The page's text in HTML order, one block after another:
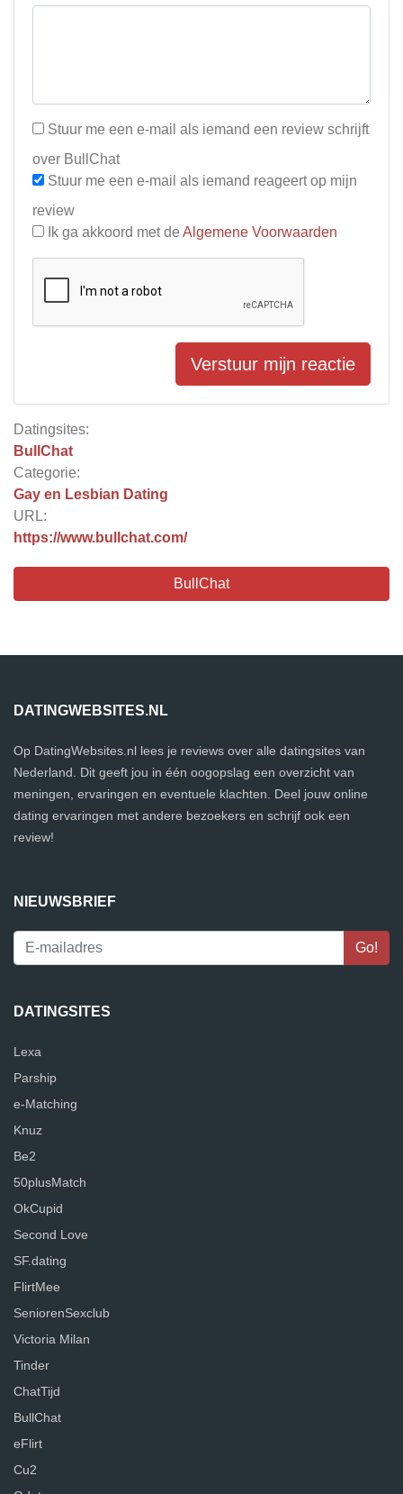
Datingsites:
BullChat
Categorie:
Gay en Lesbian Dating
URL:
https://www.bullchat.com/
BullChat
Stuur me een e-mail als iemand een review schrijft
over BullChat
Stuur me een e-mail als iemand reageert op mijn
review
Ik ga akkoord met de Algemene Voorwaarden
Verstuur mijn reactie
DATINGWEBSITES.NL
Op DatingWebsites.nl lees je reviews over alle datingsites van
Nederland. Dit geeft jou in één oogopslag een overzicht van
meningen, ervaringen en eventuele klachten. Deel jouw online
dating ervaringen met andere bezoekers en schrijf ook een
review!
NIEUWSBRIEF
DATINGSITES
Lexa
Parship
e-Matching
Knuz
Be2
50plusMatch
OkCupid
Second Love
SF.dating
FlirtMee
SeniorenSexclub
Victoria Milan
Tinder
ChatTijd
BullChat
eFlirt
Cu2